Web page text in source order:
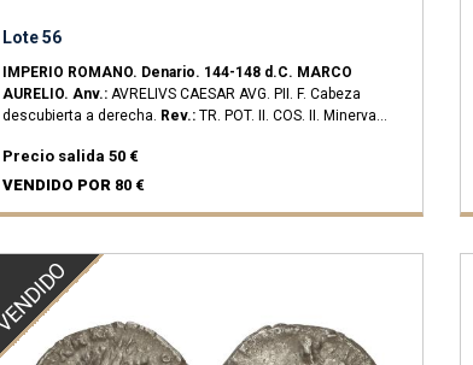
Lote 56
IMPERIO ROMANO. Denario. 144-148 d.C. MARCO
AURELIO. Anv.: AVRELIVS CAESAR AVG. PII. F. Cabeza
descubierta a derecha. Rev.: TR. POT. II. COS. II. Minerva
RIC-438b; BMC-A636.
Precio salida 50 €
VENDIDO POR 80 €
VENDIDO